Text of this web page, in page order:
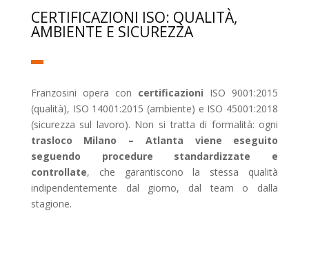
CERTIFICAZIONI ISO: QUALITÀ,
AMBIENTE E SICUREZZA
Franzosini opera con certificazioni ISO 9001:2015
(qualità), ISO 14001:2015 (ambiente) e ISO 45001:2018
(sicurezza sul lavoro). Non si tratta di formalità: ogni
trasloco Milano – Atlanta viene eseguito
seguendo procedure standardizzate e
controllate, che garantiscono la stessa qualità
indipendentemente dal giorno, dal team o dalla
stagione.